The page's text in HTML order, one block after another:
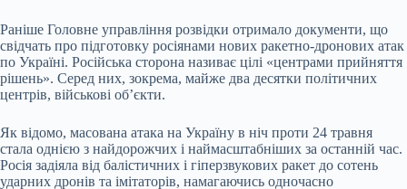
Раніше Головне управління розвідки отримало документи, що
свідчать про підготовку росіянами нових ракетно-дронових атак
по Україні. Російська сторона називає цілі «центрами прийняття
рішень». Серед них, зокрема, майже два десятки політичних
центрів, військові об’єкти.
Як відомо, масована атака на Україну в ніч проти 24 травня
стала однією з найдорожчих і наймасштабніших за останній час.
Росія задіяла від балістичних і гіперзвукових ракет до сотень
ударних дронів та імітаторів, намагаючись одночасно